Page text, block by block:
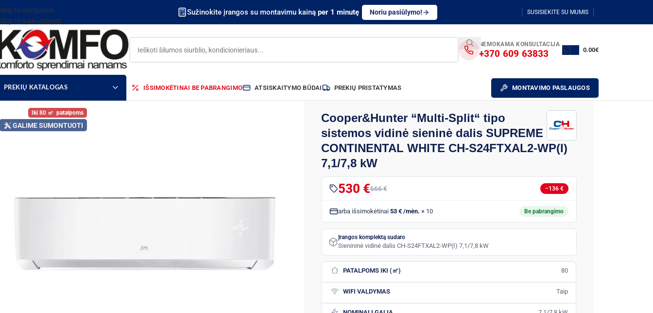
Skip to navigation
Skip to main content
Sužinokite įrangos su montavimu kainą per 1 minutę Noriu pasiūlymo! SUSISIEKITE SU MUMIS
NEMOKAMA KONSULTACIJA
+370 609 63833 0.00€
PREKIŲ KATALOGAS IŠSIMOKĖTINAI BE PABRANGIMO ATSISKAITYMO BŪDAI PREKIŲ PRISTATYMAS MONTAVIMO PASLAUGOS
80
GALIME SUMONTUOTI
Cooper&Hunter “Multi-Split“ tipo
sistemos vidinė sieninė dalis SUPREME
CONTINENTAL WHITE CH-S24FTXAL2-WP(I)
7,1/7,8 kW
530 €666 € −136 €
arba išsimokėtinai 53 € /mėn. × 10 Be pabrangimo
Įrangos komplektą sudaro
Sienininė vidinė dalis CH-S24FTXAL2-WP(I) 7,1/7,8 kW
PATALPOMS IKI (㎡) 80
WIFI VALDYMAS Taip